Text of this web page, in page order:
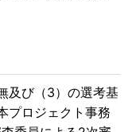
及び（3）の選考基
プロジェクト事務